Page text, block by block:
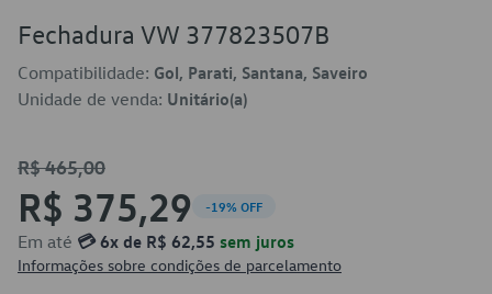
Fechadura VW 377823507B
Compatibilidade: Gol, Parati, Santana, Saveiro
Unidade de venda: Unitário(a)
R$ 465,00
R$ 375,29 -19% OFF
Em até 💳 6x de R$ 62,55 sem juros
Informações sobre condições de parcelamento